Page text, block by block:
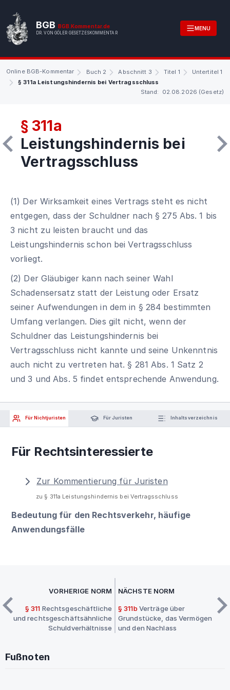
BGB BGB.Kommentar.de
DR. VON GÖLER GESETZESKOMMENTAR
MENU
Online BGB-Kommentar Buch 2 Abschnitt 3 Titel 1
Untertitel 1
§ 311a Leistungshindernis bei Vertragsschluss
Stand: 02.08.2026 (Gesetz)
§ 311a
Leistungshindernis bei
Vertragsschluss
(1) Der Wirksamkeit eines Vertrags steht es nicht
entgegen, dass der Schuldner nach § 275 Abs. 1 bis
3 nicht zu leisten braucht und das
Leistungshindernis schon bei Vertragsschluss
vorliegt.
(2) Der Gläubiger kann nach seiner Wahl
Schadensersatz statt der Leistung oder Ersatz
seiner Aufwendungen in dem in § 284 bestimmten
Umfang verlangen. Dies gilt nicht, wenn der
Schuldner das Leistungshindernis bei
Vertragsschluss nicht kannte und seine Unkenntnis
auch nicht zu vertreten hat. § 281 Abs. 1 Satz 2
und 3 und Abs. 5 findet entsprechende Anwendung.
Für Nichtjuristen Für Juristen Inhaltsverzeichnis
Für Rechtsinteressierte
Zur Kommentierung für Juristen
zu § 311a Leistungshindernis bei Vertragsschluss
Bedeutung für den Rechtsverkehr, häufige
Anwendungsfälle
VORHERIGE NORM
§ 311 Rechtsgeschäftliche
und rechtsgeschäftsähnliche
Schuldverhältnisse
NÄCHSTE NORM
§ 311b Verträge über
Grundstücke, das Vermögen
und den Nachlass
Fußnoten